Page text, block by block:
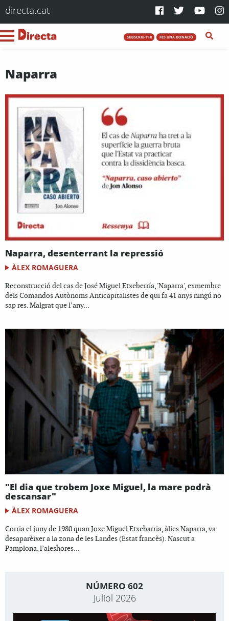
directa.cat
SUBSCRIU-T'HI FES UNA DONACIÓ
Naparra
Naparra, desenterrant la repressió
ÀLEX ROMAGUERA
Reconstrucció del cas de José Miguel Etxeberría, 'Naparra', exmembre
dels Comandos Autònoms Anticapitalistes de qui fa 41 anys ningú no
sap res. Malgrat que l’any...
"El dia que trobem Joxe Miguel, la mare podrà
descansar"
ÀLEX ROMAGUERA
Corria el juny de 1980 quan Joxe Miguel Etxebarria, àlies Naparra, va
desaparèixer a la zona de les Landes (Estat francès). Nascut a
Pamplona, l’aleshores...
NÚMERO 602
Juliol 2026